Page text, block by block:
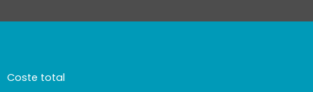
Coste total